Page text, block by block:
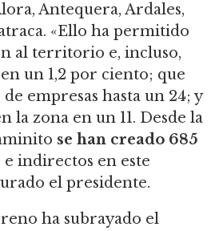
Antequera, Ardales,
«Ello ha permitido
al territorio e, incluso,
un 1,2 por ciento; que
empresas hasta un 24; y
la zona en un 11. Desde la
se han creado 685
indirectos en este
el presidente.
ha subrayado el